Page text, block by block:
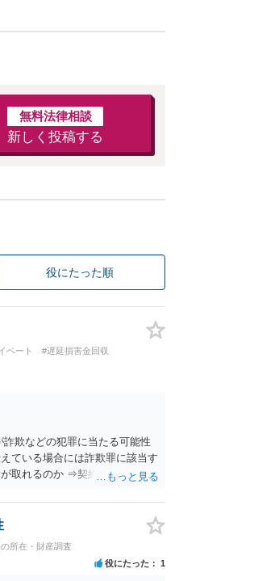
無料法律相談
新しく投稿する
役にたった順
ベート
#遅延損害金回収
欺などの犯罪に当たる可能性
ている場合には詐欺罪に該当す
取れるのか ⇒契約に基づく履
なるため、相手方に請求できな
なのか ⇒訴訟等の裁判上の手
所在・財産調査
役にたった 1